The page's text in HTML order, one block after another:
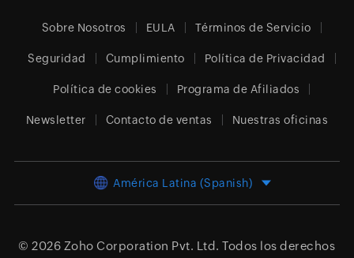
Sobre Nosotros EULA Términos de Servicio
Seguridad Cumplimiento Política de Privacidad
Política de cookies Programa de Afiliados
Newsletter Contacto de ventas Nuestras oficinas
América Latina (Spanish)
© 2026 Zoho Corporation Pvt. Ltd. Todos los derechos